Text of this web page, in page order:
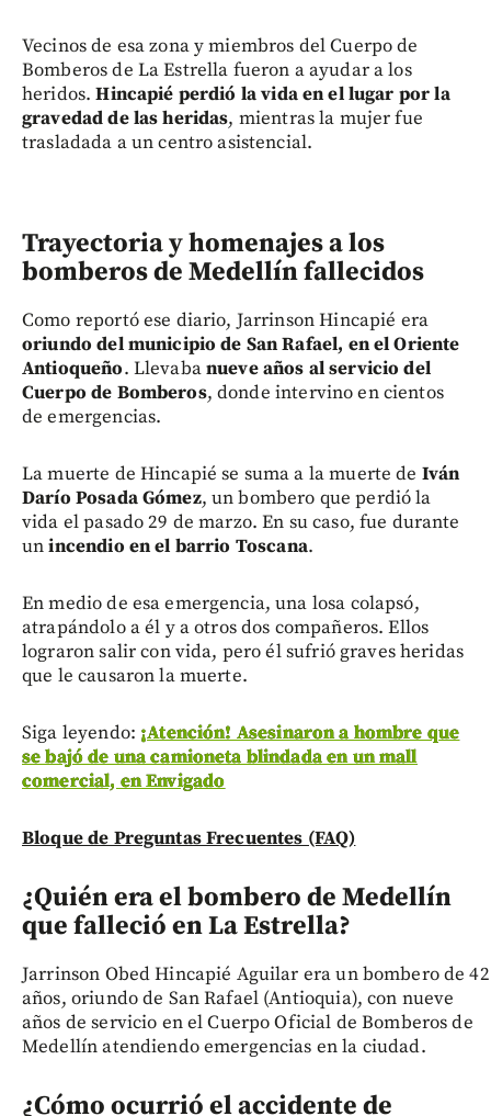
Vecinos de esa zona y miembros del Cuerpo de
Bomberos de La Estrella fueron a ayudar a los
heridos.Hincapié perdió la vida en el lugar por la
gravedad de las heridas, mientras la mujer fue
trasladada a un centro asistencial.
Trayectoria y homenajes a los
bomberos de Medellín fallecidos
Como reportó ese diario, Jarrinson Hincapié era
oriundo del municipio de San Rafael, en el Oriente
Antioqueño. Llevabanueve años al servicio del
Cuerpo de Bomberos, donde intervino en cientos
de emergencias.
La muerte de Hincapié se suma a la muerte de Iván
Darío Posada Gómez, un bombero que perdió la
vida el pasado 29 de marzo. En su caso, fue durante
unincendio en el barrio Toscana.
En medio de esa emergencia, una losa colapsó,
atrapándolo a él y a otros dos compañeros. Ellos
lograron salir con vida, pero él sufrió graves heridas
que le causaron la muerte.
Siga leyendo: ¡Atención! Asesinaron a hombre que
se bajó de una camioneta blindada en un mall
comercial, en Envigado
Bloque de Preguntas Frecuentes (FAQ)
¿Quién era el bombero de Medellín
que falleció en La Estrella?
Jarrinson Obed Hincapié Aguilar era un bombero de 42
años, oriundo de San Rafael (Antioquia), con nueve
años de servicio en el Cuerpo Oficial de Bomberos de
Medellín atendiendo emergencias en la ciudad.
¿Cómo ocurrió el accidente de